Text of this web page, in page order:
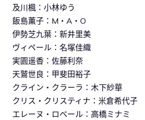
及川楓：小林ゆう
飯島薫子：M・A・O
伊勢芝九葉：新井里美
ヴィペール：名塚佳織
実園遥香：佐藤利奈
天鷲世良：甲斐田裕子
クライン・クラーラ：木下紗華
クリス・クリスティナ：米倉希代子
エレーヌ・ロベール：高橋ミナミ